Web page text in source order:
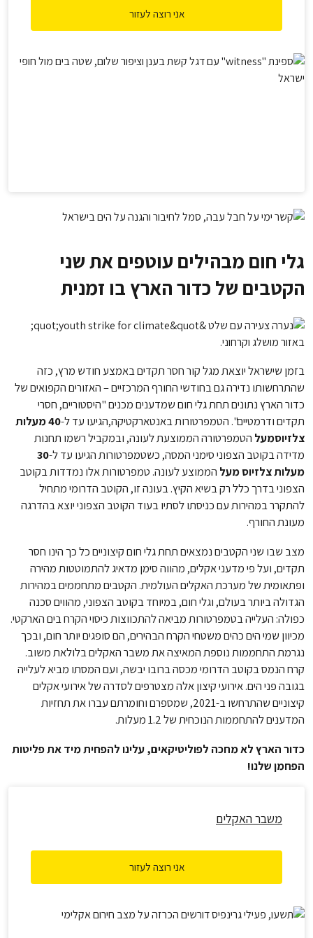
אני רוצה לעזור
גלי חום מבהילים עוטפים את שני
הקטבים של כדור הארץ בו זמנית
בזמן שישראל יוצאת מגל קור חסר תקדים באמצע חודש מרץ, כזה
שהתרחשותו נדירה גם בחודשי החורף המרכזיים – האזורים הקפואים של
כדור הארץ נתונים תחת גלי חום שמדענים מכנים "היסטוריים, חסרי
תקדים ודרמטיים". הטמפרטורות באנטארקטיקה,הגיעו עד ל-
40 מעלות
צלזיוסמעל הטמפרטורה הממוצעת לעונה, ובמקביל רשמו תחנות
מדידה בקוטב הצפוני סימני המסה, כשטמפרטורות הגיעו עד ל-30
מעלות צלזיוס מעל הממוצע לעונה. טמפרטורות אלו נמדדות בקוטב
הצפוני בדרך כלל רק בשיא הקיץ. בעונה זו, הקוטב הדרומי מתחיל
להתקרר במהירות עם כניסתו לסתיו בעוד הקוטב הצפוני יוצא בהדרגה
מעונת החורף.
מצב שבו שני הקטבים נמצאים תחת גלי חום קיצוניים כל כך הינו חסר
תקדים, ועל פי מדעני אקלים, מהווה סימן מדאיג להתמוטטות מהירה
ופתאומית של מערכת האקלים העולמית. הקטבים מתחממים במהירות
הגדולה ביותר בעולם, וגלי חום, במיוחד בקוטב הצפוני, מהווים סכנה
כפולה: העלייה בטמפרטורות מביאה להתכווצות כיסוי הקרח בים הארקטי.
מכיוון שמי הים כהים משטחי הקרח הבהירים, הם סופגים יותר חום, ובכך
נגרמת התחממות נוספת המאיצה את משבר האקלים בלולאת משוב.
קרח הנמס בקוטב הדרומי מכסה ברובו יבשה, ועם המסתו מביא לעלייה
בגובה פני הים. אירועי קיצון אלה מצטרפים לסדרה של אירועי אקלים
קיצוניים שהתרחשו ב-2021, שמספרם וחומרתם עברו את תחזיות
המדענים להתחממות הנוכחית של 1.2 מעלות.
כדור הארץ לא מחכה לפוליטיקאים, עלינו להפחית מיד את פליטות
הפחמן שלנו!
משבר האקלים
אני רוצה לעזור